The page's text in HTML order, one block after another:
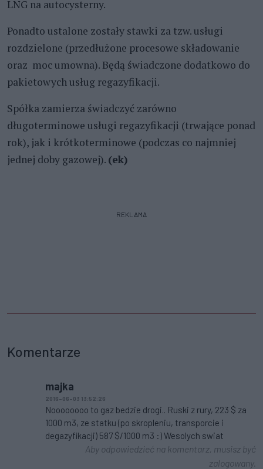
LNG na autocysterny.
Ponadto ustalone zostały stawki za tzw. usługi
rozdzielone (przedłużone procesowe składowanie
oraz moc umowna). Będą świadczone dodatkowo do
pakietowych usług regazyfikacji.
Spółka zamierza świadczyć zarówno
długoterminowe usługi regazyfikacji (trwające ponad
rok), jak i krótkoterminowe (podczas co najmniej
jednej doby gazowej). (ek)
REKLAMA
Komentarze
majka
2016-06-03 13:52:26
Noooooooo to gaz bedzie drogi.. Ruski z rury, 223 $ za
1000 m3, ze statku (po skropleniu, transporcie i
degazyfikacji) 587 $/1000 m3 :) Wesolych swiat
Aby odpowiedzieć na komentarz, musisz być
zalogowany.